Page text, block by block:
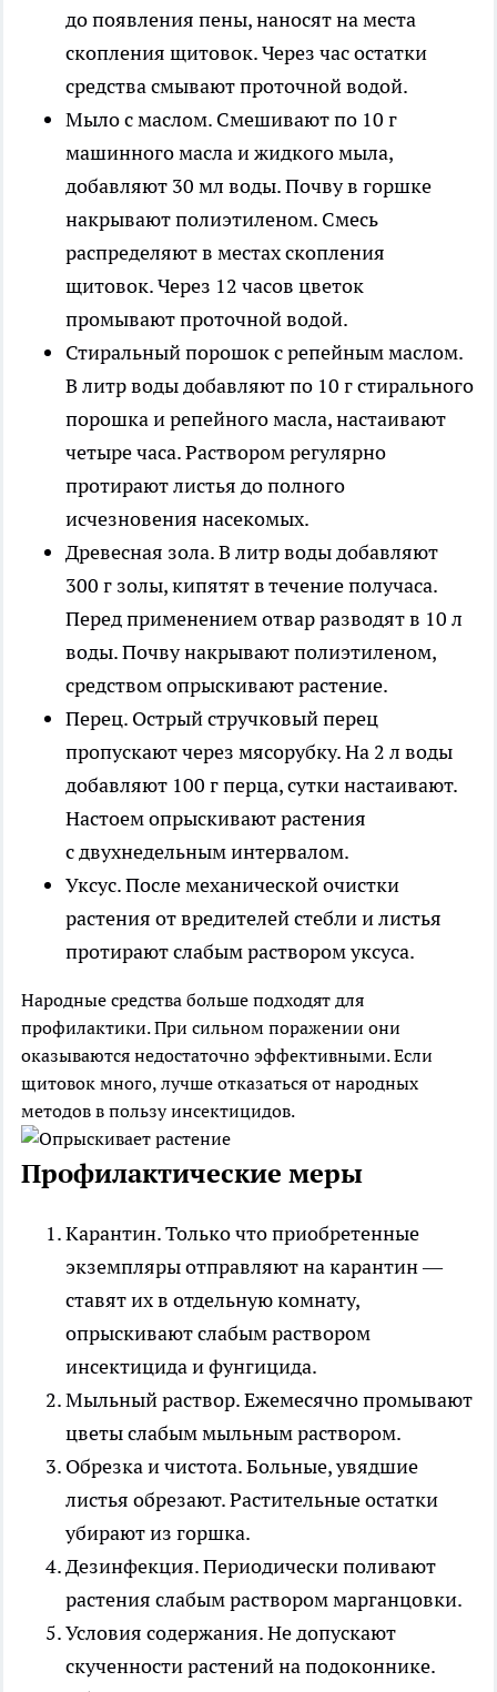
до появления пены, наносят на места
скопления щитовок. Через час остатки
средства смывают проточной водой.
Мыло с маслом. Смешивают по 10 г
машинного масла и жидкого мыла,
добавляют 30 мл воды. Почву в горшке
накрывают полиэтиленом. Смесь
распределяют в местах скопления
щитовок. Через 12 часов цветок
промывают проточной водой.
Стиральный порошок с репейным маслом.
В литр воды добавляют по 10 г стирального
порошка и репейного масла, настаивают
четыре часа. Раствором регулярно
протирают листья до полного
исчезновения насекомых.
Древесная зола. В литр воды добавляют
300 г золы, кипятят в течение получаса.
Перед применением отвар разводят в 10 л
воды. Почву накрывают полиэтиленом,
средством опрыскивают растение.
Перец. Острый стручковый перец
пропускают через мясорубку. На 2 л воды
добавляют 100 г перца, сутки настаивают.
Настоем опрыскивают растения
с двухнедельным интервалом.
Уксус. После механической очистки
растения от вредителей стебли и листья
протирают слабым раствором уксуса.
Народные средства больше подходят для
профилактики. При сильном поражении они
оказываются недостаточно эффективными. Если
щитовок много, лучше отказаться от народных
методов в пользу инсектицидов.
Профилактические меры
Карантин. Только что приобретенные
экземпляры отправляют на карантин —
ставят их в отдельную комнату,
опрыскивают слабым раствором
инсектицида и фунгицида.
Мыльный раствор. Ежемесячно промывают
цветы слабым мыльным раствором.
Обрезка и чистота. Больные, увядшие
листья обрезают. Растительные остатки
убирают из горшка.
Дезинфекция. Периодически поливают
растения слабым раствором марганцовки.
Условия содержания. Не допускают
скученности растений на подоконнике.